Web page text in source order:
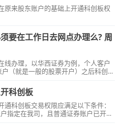
原来股东账户的基础上开通科创板权
要在工作日去网点办理么? 周
线办理，以华西证券为例，个人客户
（就是一般的股票开户）之后科创板
科创板
通科创板交易权限应满足以下条件：
指定在我司，且普通证券账户已开通